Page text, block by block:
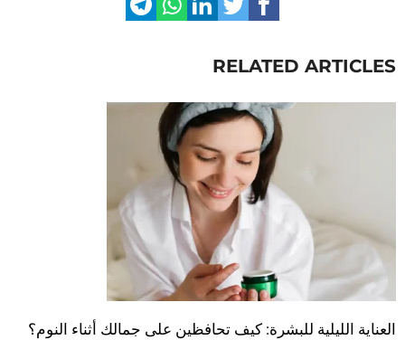
RELATED ARTICLES
العناية الليلية للبشرة: كيف تحافظين على جمالك أثناء النوم؟